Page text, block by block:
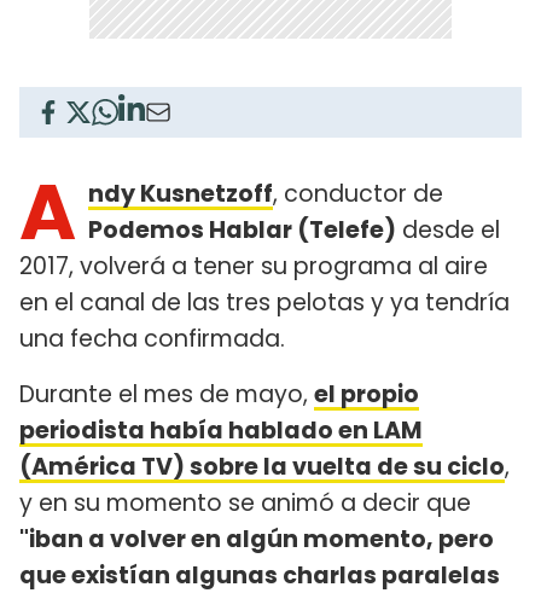
A ndy Kusnetzoff, conductor de
Podemos Hablar (Telefe) desde el
2017, volverá a tener su programa al aire
en el canal de las tres pelotas y ya tendría
una fecha confirmada.
Durante el mes de mayo, el propio
periodista había hablado en LAM
(América TV) sobre la vuelta de su ciclo,
y en su momento se animó a decir que
"iban a volver en algún momento, pero
que existían algunas charlas paralelas